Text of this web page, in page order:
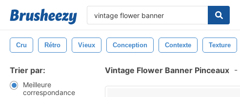
Cru Rétro Vieux Conception Contexte Texture
Trier par:
Meilleure
correspondance
Vintage Flower Banner Pinceaux -